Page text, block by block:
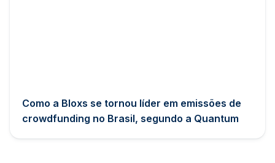
Como a Bloxs se tornou líder em emissões de
crowdfunding no Brasil, segundo a Quantum